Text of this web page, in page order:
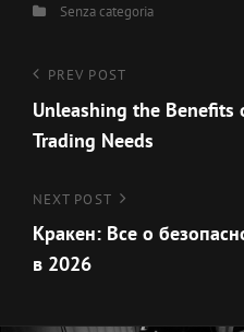
CategoriesSenza categoria
Navigazione
articoli
Previous
Post
PREV POST
Unleashing the Benefits
Trading Needs
Next
Post
NEXT POST
Кракен: Все о
в 2026